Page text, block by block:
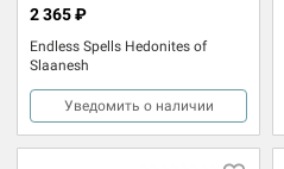
Endless Spells Hedonites of
Slaanesh
2 365 ₽
Уведомить о наличии